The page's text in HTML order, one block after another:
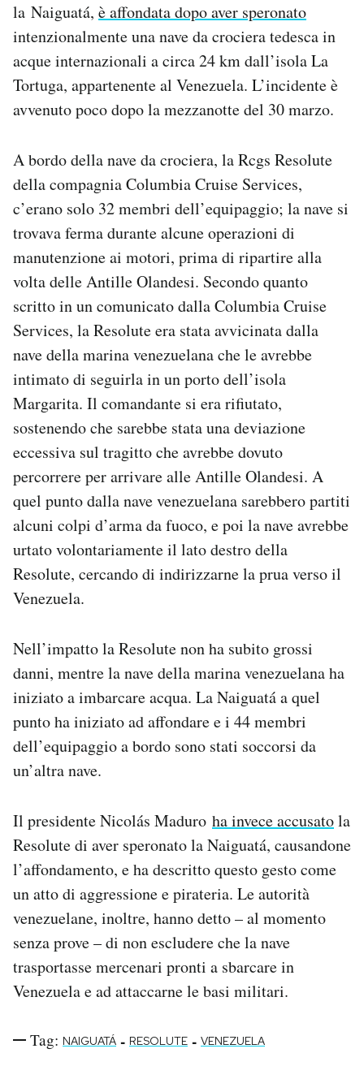
CALENDARIO
AREA PERSONALE
Area Personale
Notifiche mobile
Regala il Post
Hai bisogno di aiuto?
Esci
la Naiguatá, è affondata dopo aver speronato
intenzionalmente una nave da crociera tedesca in
acque internazionali a circa 24 km dall’isola La
Tortuga, appartenente al Venezuela. L’incidente è
avvenuto poco dopo la mezzanotte del 30 marzo.
A bordo della nave da crociera, la Rcgs Resolute
della compagnia Columbia Cruise Services,
c’erano solo 32 membri dell’equipaggio; la nave si
trovava ferma durante alcune operazioni di
manutenzione ai motori, prima di ripartire alla
volta delle Antille Olandesi. Secondo quanto
scritto in un comunicato dalla Columbia Cruise
Services, la Resolute era stata avvicinata dalla
nave della marina venezuelana che le avrebbe
intimato di seguirla in un porto dell’isola
Margarita. Il comandante si era rifiutato,
sostenendo che sarebbe stata una deviazione
eccessiva sul tragitto che avrebbe dovuto
percorrere per arrivare alle Antille Olandesi. A
quel punto dalla nave venezuelana sarebbero partiti
alcuni colpi d’arma da fuoco, e poi la nave avrebbe
urtato volontariamente il lato destro della
Resolute, cercando di indirizzarne la prua verso il
Venezuela.
Nell’impatto la Resolute non ha subito grossi
danni, mentre la nave della marina venezuelana ha
iniziato a imbarcare acqua. La Naiguatá a quel
punto ha iniziato ad affondare e i 44 membri
dell’equipaggio a bordo sono stati soccorsi da
un’altra nave.
Il presidente Nicolás Maduro ha invece accusatola
Resolute di aver speronato la Naiguatá, causandone
l’affondamento, e ha descritto questo gesto come
un atto di aggressione e pirateria. Le autorità
venezuelane, inoltre, hanno detto – al momento
senza prove – di non escludere che la nave
trasportasse mercenari pronti a sbarcare in
Venezuela e ad attaccarne le basi militari.
Tag: NAIGUATÁ - RESOLUTE - VENEZUELA